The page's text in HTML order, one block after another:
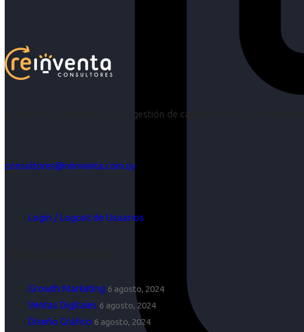
Acompañar a empresas en su gestión de capital humano y
consultores@reinventa.com.uy
Login / Logout de Usuarios
Growth Marketing 6 agosto, 2024
Ventas Digitales 6 agosto, 2024
Diseño Gráfico 6 agosto, 2024